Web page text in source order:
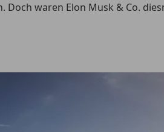
waren Elon Musk & Co.